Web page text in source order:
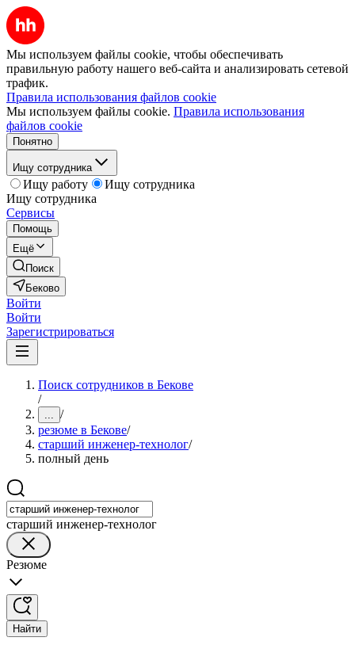
Мы используем файлы cookie, чтобы обеспечивать
правильную работу нашего веб-сайта и анализировать сетевой
трафик.
Правила использования файлов cookie
Мы используем файлы cookie. Правила использования
файлов cookie
Понятно
Ищу сотрудника
Ищу работу
Ищу сотрудника
Ищу сотрудника
Сервисы
Помощь
Ещё
Поиск
Беково
Войти
Войти
Зарегистрироваться
Поиск сотрудников в Бекове
/
... /
резюме в Бекове/
старший инженер-технолог/
полный день
старший инженер-технолог
Резюме
Найти